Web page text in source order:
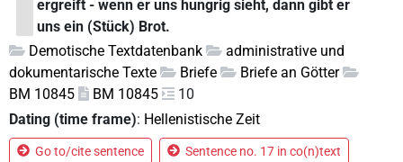
ergreift - wenn er uns hungrig sieht, dann gibt er
uns ein (Stück) Brot.
Demotische Textdatenbank
administrative und
dokumentarische Texte
Briefe
Briefe an Götter
BM 10845
BM 10845
10
Dating (time frame): Hellenistische Zeit
Go to/cite sentence Sentence no. 17 in co(n)text